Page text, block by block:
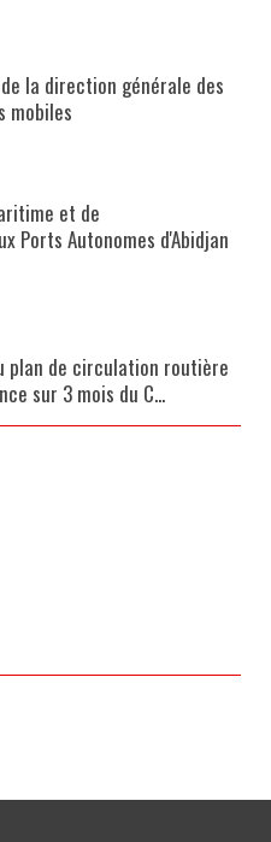
la direction générale des
mobiles
et de
Ports Autonomes d'Abidjan
plan de circulation routière
sur 3 mois du C...